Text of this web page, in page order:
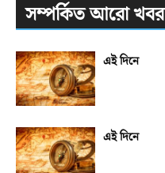
সম্পর্কিত আরো খবর
এই দিনে
এই দিনে